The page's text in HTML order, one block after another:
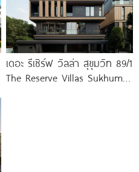
เดอะ รีเซิร์ฟ วิลล่า สุขุมวิท 89/1
The Reserve Villas Sukhumvit